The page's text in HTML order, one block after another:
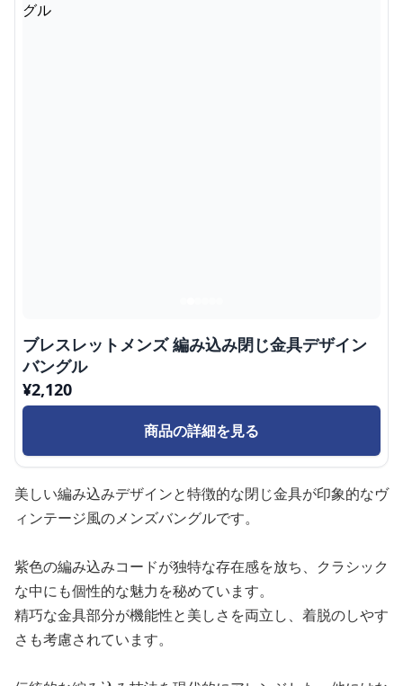
ブレスレットメンズ 編み込み閉じ金具デザイン
バングル
¥2,120
商品の詳細を見る
美しい編み込みデザインと特徴的な閉じ金具が印象的なヴ
ィンテージ風のメンズバングルです。
紫色の編み込みコードが独特な存在感を放ち、クラシック
な中にも個性的な魅力を秘めています。
精巧な金具部分が機能性と美しさを両立し、着脱のしやす
さも考慮されています。